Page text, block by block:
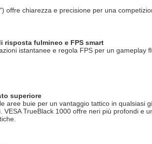
offre chiarezza e precisione per una
risposta fulmineo e FPS smart
istantanee e regola FPS per un gameplay
superiore
aree buie per un vantaggio tattico in
VESA TrueBlack 1000 offre neri più profondi e